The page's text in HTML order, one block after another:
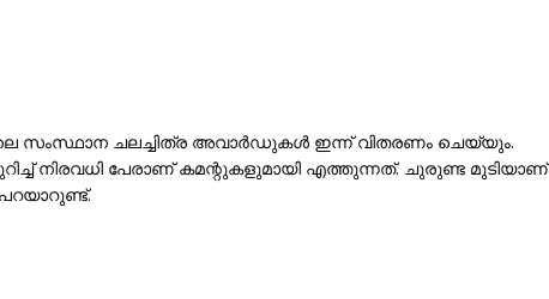
സംസ്ഥാന ചലച്ചിത്ര അവാർഡുകൾ ഇന്ന് വിതരണം ചെയ്യും.
നിരവധി പേരാണ് കമന്റുകളുമായി എത്തുന്നത്. ചുരുണ്ട മുടിയാണ്